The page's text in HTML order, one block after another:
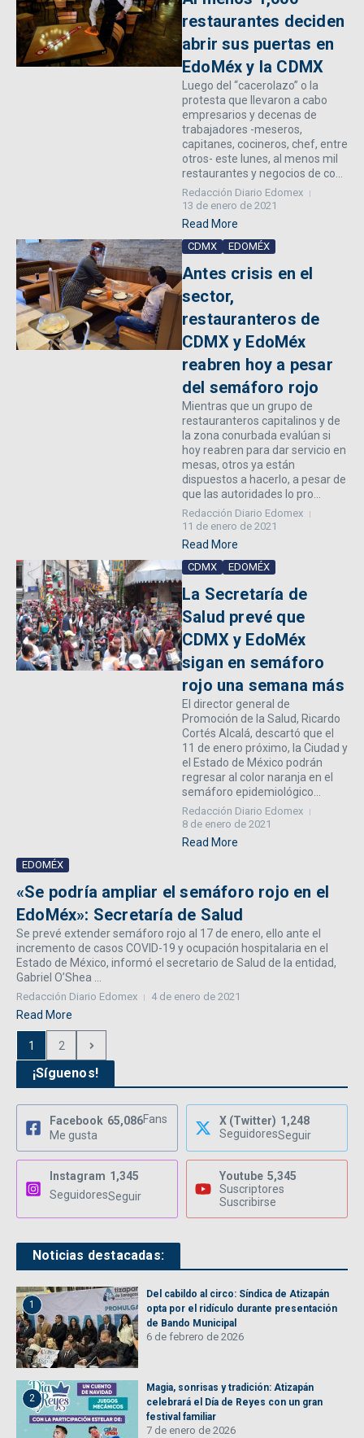
restaurantes deciden
abrir sus puertas en
EdoMéx y la CDMX
Luego del “cacerolazo” o la
protesta que llevaron a cabo
empresarios y decenas de
trabajadores -meseros,
capitanes, cocineros, chef, entre
otros- este lunes, al menos mil
restaurantes y negocios de co...
Redacción Diario Edomex
13 de enero de 2021
Read More
CDMX EDOMÉX
Antes crisis en el
sector,
restauranteros de
CDMX y EdoMéx
reabren hoy a pesar
del semáforo rojo
Mientras que un grupo de
restauranteros capitalinos y de
la zona conurbada evalúan si
hoy reabren para dar servicio en
mesas, otros ya están
dispuestos a hacerlo, a pesar de
que las autoridades lo pro...
Redacción Diario Edomex
11 de enero de 2021
Read More
CDMX EDOMÉX
La Secretaría de
Salud prevé que
CDMX y EdoMéx
sigan en semáforo
rojo una semana más
El director general de
Promoción de la Salud, Ricardo
Cortés Alcalá, descartó que el
11 de enero próximo, la Ciudad y
el Estado de México podrán
regresar al color naranja en el
semáforo epidemiológico...
Redacción Diario Edomex
8 de enero de 2021
Read More
EDOMÉX
«Se podría ampliar el semáforo rojo en el
EdoMéx»: Secretaría de Salud
Se prevé extender semáforo rojo al 17 de enero, ello ante el
incremento de casos COVID-19 y ocupación hospitalaria en el
Estado de México, informó el secretario de Salud de la entidad,
Gabriel O’Shea ...
Redacción Diario Edomex 4 de enero de 2021
Read More
1 2
¡Síguenos!
Facebook 65,086Fans
Me gusta
X (Twitter) 1,248
SeguidoresSeguir
Instagram 1,345
SeguidoresSeguir
Youtube 5,345
Suscriptores
Suscribirse
Noticias destacadas:
1
Del cabildo al circo: Síndica de Atizapán
opta por el ridículo durante presentación
de Bando Municipal
6 de febrero de 2026
2
Magia, sonrisas y tradición: Atizapán
celebrará el Día de Reyes con un gran
festival familiar
7 de enero de 2026